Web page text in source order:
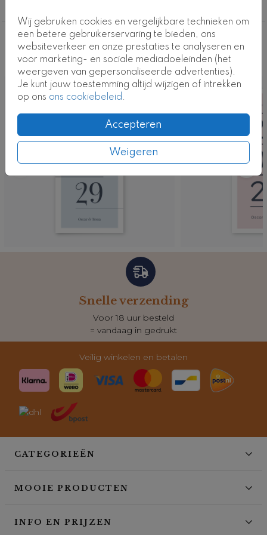
Wij gebruiken cookies en vergelijkbare technieken om
een betere gebruikerservaring te bieden, ons
websiteverkeer en onze prestaties te analyseren en
voor marketing- en sociale mediadoeleinden (het
weergeven van gepersonaliseerde advertenties).
Je kunt jouw toestemming altijd wijzigen of intrekken
op ons ons cookiebeleid.
Accepteren
Weigeren
Geen probleem! Je kunt deze trouwkaart eenvoudig
aanpassen in onze handige ontwerptool.
Kaartcode: T0592-3
Deze ontwerpen vind je misschien ook
leuk
Snelle verzending
Voor 18 uur besteld
= vandaag in gedrukt
Veilig winkelen en betalen
CATEGORIEËN
MOOIE PRODUCTEN
INFO EN PRIJZEN